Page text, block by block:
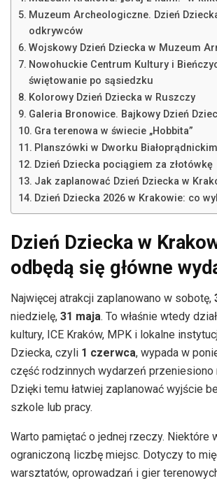
Muzeum Archeologiczne. Dzień
odkrywców
Wojskowy Dzień Dziecka w Muzeum
Nowohuckie Centrum Kultury i
świętowanie po sąsiedzku
Kolorowy Dzień Dziecka w Ruszczy
Galeria Bronowice. Bajkowy Dzień
Gra terenowa w świecie „Hobbita”
Planszówki w Dworku Białoprądnickim
Dzień Dziecka pociągiem za złotówkę
Jak zaplanować Dzień Dziecka w
Dzień Dziecka 2026 w Krakowie: co
Dzień Dziecka w
odbędą się główne
Najwięcej atrakcji zaplanowano w sobotę,
niedzielę, 31 maja. To właśnie wtedy
kultury, ICE Kraków, MPK i lokalne
Dziecka, czyli 1 czerwca, wypada w
część rodzinnych wydarzeń przeniesiono
Dzięki temu łatwiej zaplanować wyjście
szkole lub pracy.
Warto pamiętać o jednej rzeczy. Niektóre
ograniczoną liczbę miejsc. Dotyczy to
warsztatów, oprowadzań i gier